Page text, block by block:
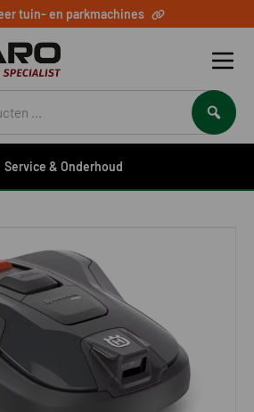
tuin- en parkmachines
Service & Onderhoud